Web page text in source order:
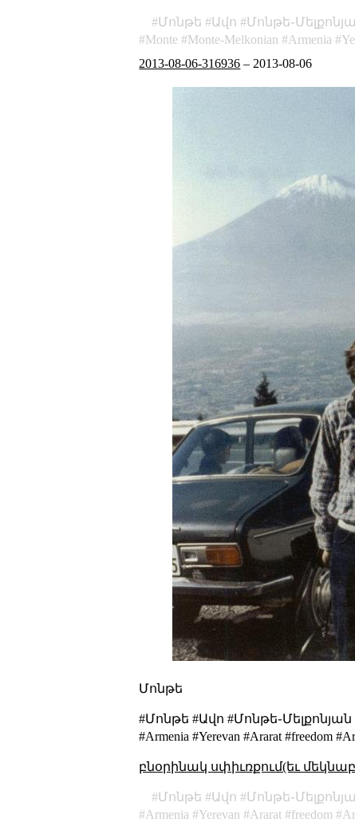
Մոնթե Ավո
Monte
Monte-Melkonian Armenia
2013-08-06-316936 – 2013-08-06
Մոնթե
#Մոնթե #Ավո
#Armenia #Yerevan #Ararat #freedom
բնօրինակ սփիւռքում(եւ
Մոնթե Ավո
Armenia
Yerevan Ararat freedom